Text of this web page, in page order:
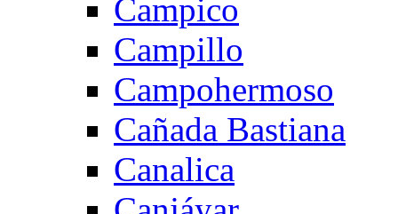
Campico
Campillo
Campohermoso
Cañada Bastiana
Canalica